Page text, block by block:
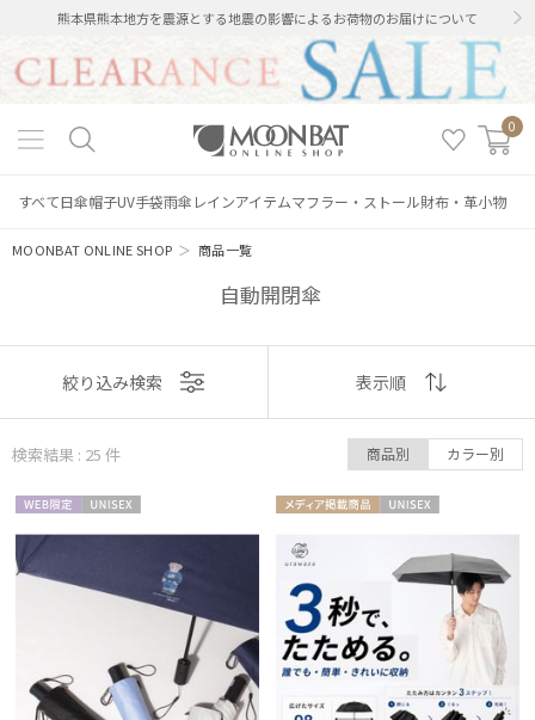
熊本県熊本地方を震源とする地震の影響によるお荷物のお届けについて
0
すべて日傘帽子UV手袋雨傘 レインアイテムマフラー・ストール財布・革小物
MOONBAT ONLINE SHOP ＞商品一覧
自動開閉傘
表示
おすすめ
価格の高い
人気順
絞り込み検索 表示順
検索結果 : 25 件 商品別 カラー別
定
載商品